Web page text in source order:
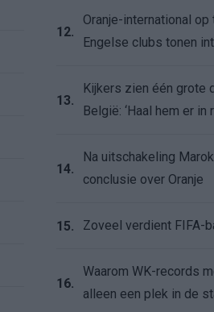
12.
Oranje-international
Engelse clubs tonen
13.
Kijkers zien één grote
België: ‘Haal hem er in
14.
Na uitschakeling
conclusie over Oranje
15. Zoveel verdient FIFA-
16.
Waarom WK-records
alleen een plek in de